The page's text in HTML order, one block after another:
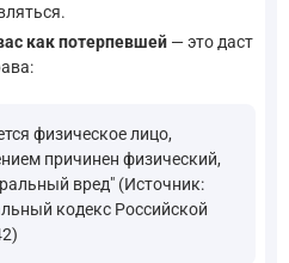
как потерпевшей — это даст
физическое лицо,
причинен физический,
вред" (Источник:
кодекс Российской